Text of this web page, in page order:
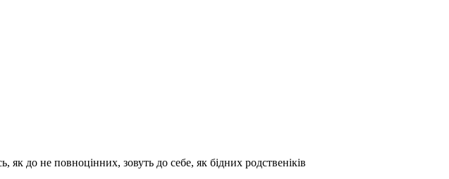
до не повноцінних, зовуть до себе, як бідних родственіків